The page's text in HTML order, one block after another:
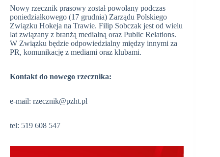
Nowy rzecznik prasowy został powołany podczas
poniedziałkowego (17 grudnia) Zarządu Polskiego
Związku Hokeja na Trawie. Filip Sobczak jest od wielu
lat związany z branżą medialną oraz Public Relations.
W Związku będzie odpowiedzialny między innymi za
PR, komunikację z mediami oraz klubami.
Kontakt do nowego rzecznika:
e-mail: rzecznik@pzht.pl
tel: 519 608 547